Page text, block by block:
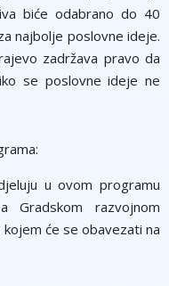
biće odabrano do 40
najbolje poslovne ideje.
zadržava pravo da
se poslovne ideje ne
u ovom programu
razvojnom
će se obavezati na